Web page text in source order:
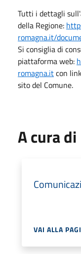
Tutti i dettagli
della Regione:
romagna.it/
Si consiglia di
piattaforma web:
romagna.itcon
sito del Comune.
A cura di
VAI ALLA